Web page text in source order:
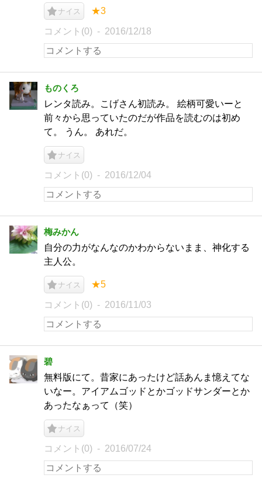
ナイス ★3
コメント(0) 2016/12/18
ものくろ
レンタ読み。こげさん初読み。 絵柄可愛いーと
前々から思っていたのだが作品を読むのは初め
て。 うん。 あれだ。
ナイス
コメント(0) 2016/12/04
梅みかん
自分の力がなんなのかわからないまま、神化する
主人公。
ナイス ★5
コメント(0) 2016/11/03
碧
無料版にて。昔家にあったけど話あんま憶えてな
いなー。アイアムゴッドとかゴッドサンダーとか
あったなぁって（笑）
ナイス
コメント(0) 2016/07/24